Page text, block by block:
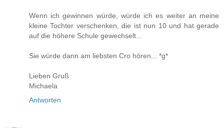
Wenn ich gewinnen würde, würde ich es weiter an meine
kleine Tochter verschenken, die ist nun 10 und hat gerade
auf die höhere Schule gewechselt...
Sie würde dann am liebsten Cro hören... *g*
Lieben Gruß
Michaela
Antworten